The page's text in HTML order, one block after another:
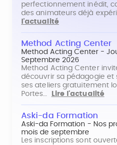
perfectionnement inédit,
des animateurs déjà
l'actualité
Method Acting Center
Method Acting Center -
Septembre 2026
Method Acting Center
découvrir sa pédagogie et
ses ateliers gratuitement
Portes…
Lire l'actualité
Aski-da Formation
Aski-da Formation - Nos
mois de septembre
Les inscriptions sont